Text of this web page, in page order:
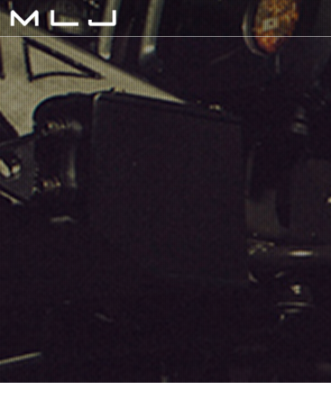
MLJ / Lexani(レクサ